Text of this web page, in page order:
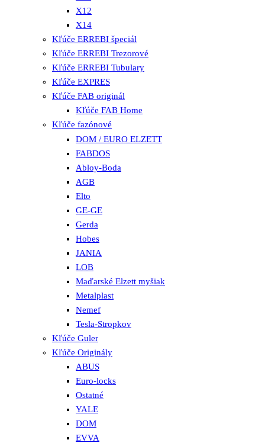
X12
X14
Kľúče ERREBI špeciál
Kľúče ERREBI Trezorové
Kľúče ERREBI Tubulary
Kľúče EXPRES
Kľúče FAB originál
Kľúče FAB Home
Kľúče fazónové
DOM / EURO ELZETT
FABDOS
Abloy-Boda
AGB
Elto
GE-GE
Gerda
Hobes
JANIA
LOB
Maďarské Elzett myšiak
Metalplast
Nemef
Tesla-Stropkov
Kľúče Guler
Kľúče Originály
ABUS
Euro-locks
Ostatné
YALE
DOM
EVVA